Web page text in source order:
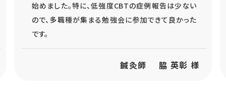
始めました。特に、低強度CBTの症例報告は少ない
ので、多職種が集まる勉強会に参加できて良かった
です。
鍼灸師 脇 英彰 様